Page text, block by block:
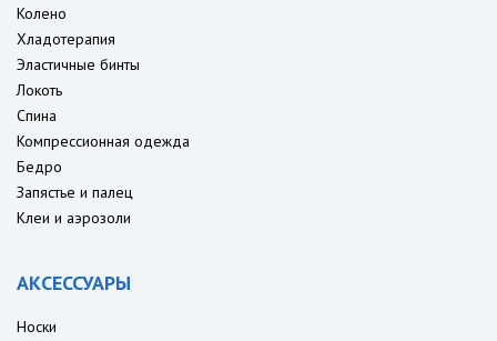
Колено
Хладотерапия
Эластичные бинты
Локоть
Спина
Компрессионная одежда
Бедро
Запястье и палец
Клеи и аэрозоли
АКСЕССУАРЫ
Носки